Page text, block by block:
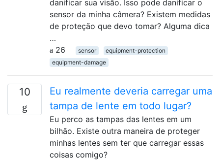
danificar sua visão. Isso pode danificar o
sensor da minha câmera? Existem medidas
de proteção que devo tomar? Alguma dica
…
26
sensor
equipment-protection
equipment-damage
10
Eu realmente deveria carregar uma
tampa de lente em todo lugar?
Eu perco as tampas das lentes em um
bilhão. Existe outra maneira de proteger
minhas lentes sem ter que carregar essas
coisas comigo?